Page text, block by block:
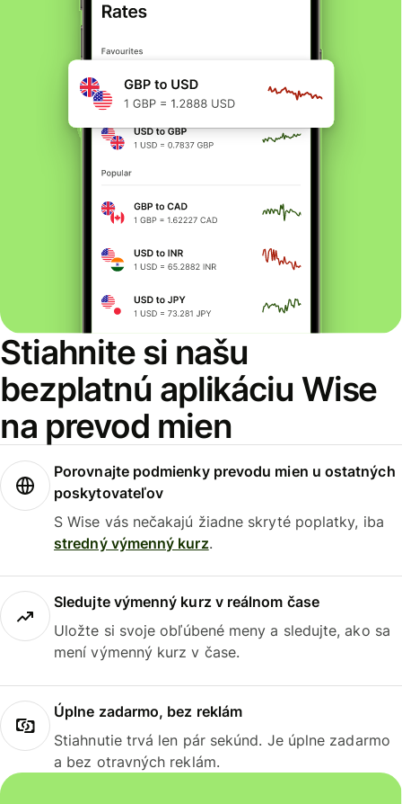
Stiahnite si našu
bezplatnú aplikáciu Wise
na prevod mien
Porovnajte podmienky prevodu mien u ostatných
poskytovateľov
S Wise vás nečakajú žiadne skryté poplatky, iba
stredný výmenný kurz.
Sledujte výmenný kurz v reálnom čase
Uložte si svoje obľúbené meny a sledujte, ako sa
mení výmenný kurz v čase.
Úplne zadarmo, bez reklám
Stiahnutie trvá len pár sekúnd. Je úplne zadarmo
a bez otravných reklám.